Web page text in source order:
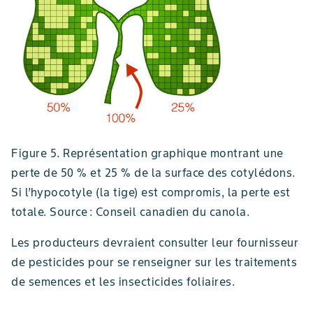
Figure 5. Représentation graphique montrant une
perte de 50 % et 25 % de la surface des cotylédons.
Si l’hypocotyle (la tige) est compromis, la perte est
totale. Source : Conseil canadien du canola.
Les producteurs devraient consulter leur fournisseur
de pesticides pour se renseigner sur les traitements
de semences et les insecticides foliaires.